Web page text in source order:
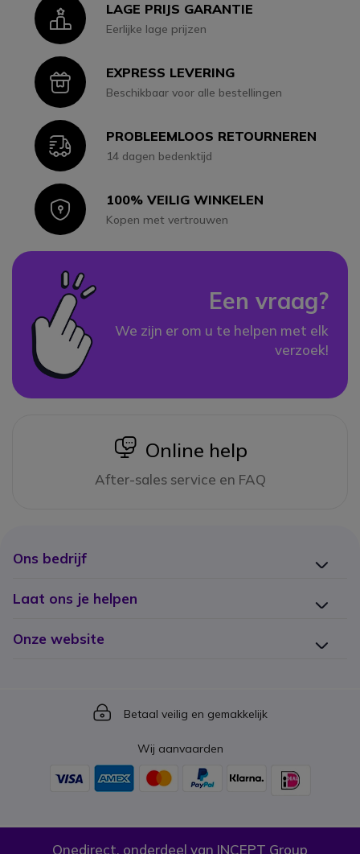
IconLAGE PRIJS GARANTIE
Eerlijke lage prijzen
IconEXPRESS LEVERING
Beschikbaar voor alle bestellingen
IconPROBLEEMLOOS RETOURNEREN
14 dagen bedenktijd
Icon100% VEILIG WINKELEN
Kopen met vertrouwen
Een vraag?
We zijn er om u te helpen met elk
verzoek!
icon
Online help
After-sales service en FAQ
Ons bedrijf
Laat ons je helpen
Onze website
Icon
Betaal veilig en gemakkelijk
Wij aanvaarden
Onedirect, onderdeel van INCEPT Group